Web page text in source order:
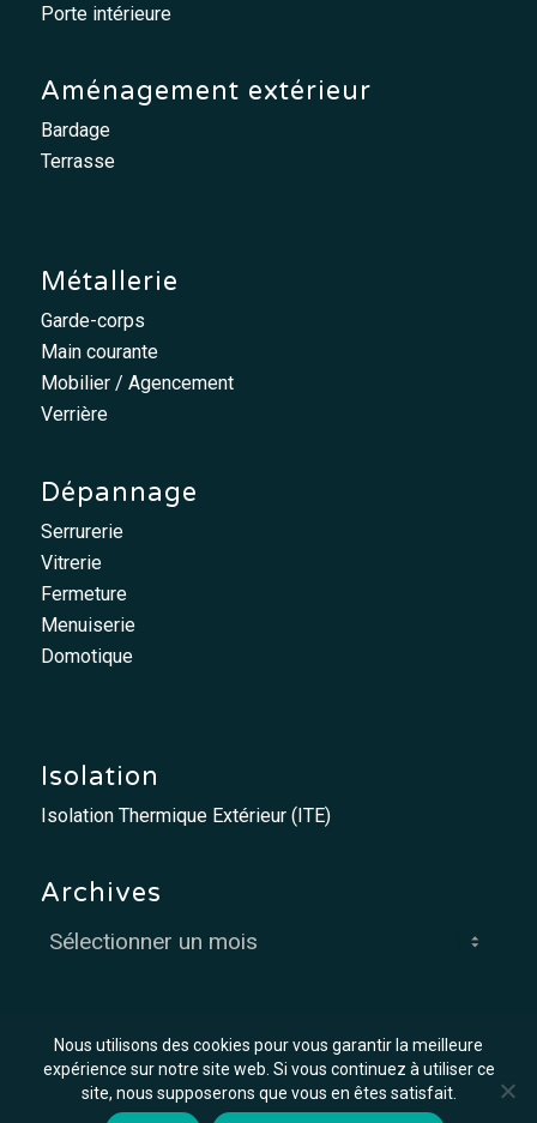
Porte intérieure
Aménagement extérieur
Bardage
Terrasse
Métallerie
Garde-corps
Main courante
Mobilier / Agencement
Verrière
Dépannage
Serrurerie
Vitrerie
Fermeture
Menuiserie
Domotique
Isolation
Isolation Thermique Extérieur (ITE)
Archives
© MCO - Mis à flot parGraph'in !
Nous utilisons des cookies pour vous garantir la meilleure
expérience sur notre site web. Si vous continuez à utiliser ce
site, nous supposerons que vous en êtes satisfait.